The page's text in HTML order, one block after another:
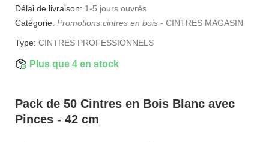
Délai de livraison: 1-5 jours ouvrés
Catégorie: Promotions cintres en bois - CINTRES MAGASIN
Type: CINTRES PROFESSIONNELS
Plus que 4 en stock
Pack de 50 Cintres en Bois Blanc avec
Pinces - 42 cm